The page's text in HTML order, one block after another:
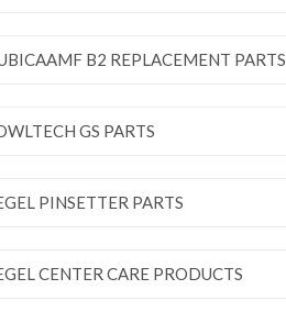
B2 REPLACEMENT PARTS
GS PARTS
PINSETTER PARTS
CENTER CARE PRODUCTS